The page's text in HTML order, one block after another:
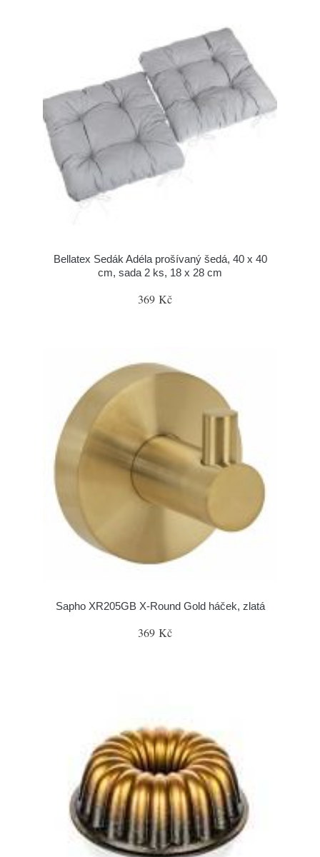
Bellatex Sedák Adéla prošívaný šedá, 40 x 40
cm, sada 2 ks, 18 x 28 cm
369 Kč
Sapho XR205GB X-Round Gold háček, zlatá
369 Kč